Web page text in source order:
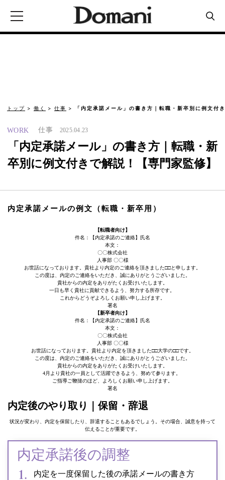
トップ 働く 仕事 「内定承諾メール」の書き方｜転職・新卒別に例文付
WORK 仕事 2025.04.23
「内定承諾メール」の書き方｜転職・新
卒別に例文付きで解説！【専門家監修】
内定承諾メールの例文（転職・新卒用）
【転職者向け】
件名：【内定承諾のご連絡】氏名
本文：
〇〇株式会社
人事部 〇〇様
お世話になっております。貴社より内定のご連絡を頂きました□□と申します。
この度は、内定のご連絡をいただき、誠にありがとうございました。
貴社からの内定をありがたくお受けいたします。
一日も早く貴社に貢献できるよう、努力する所存です。
これからどうぞよろしくお願い申し上げます。
署名
【新卒者向け】
件名：【内定承諾のご連絡】氏名
本文：
〇〇株式会社
人事部 〇〇様
お世話になっております。貴社より内定を頂きました□□大学の□□です。
この度は、内定のご連絡をいただき、誠にありがとうございました。
貴社からの内定をありがたくお受けいたします。
4月より貴社の一員として活躍できるよう、努めて参ります。
ご指導ご鞭撻のほど、よろしくお願い申し上げます。
署名
内定後のやり取り｜保留・辞退
状況が変わり、内定を保留したり、辞退することもあるでしょう。その場合、誠意を持って
伝えることが重要です。
内定承諾後の調整
内定を一度保留した後の承諾メールの書き方